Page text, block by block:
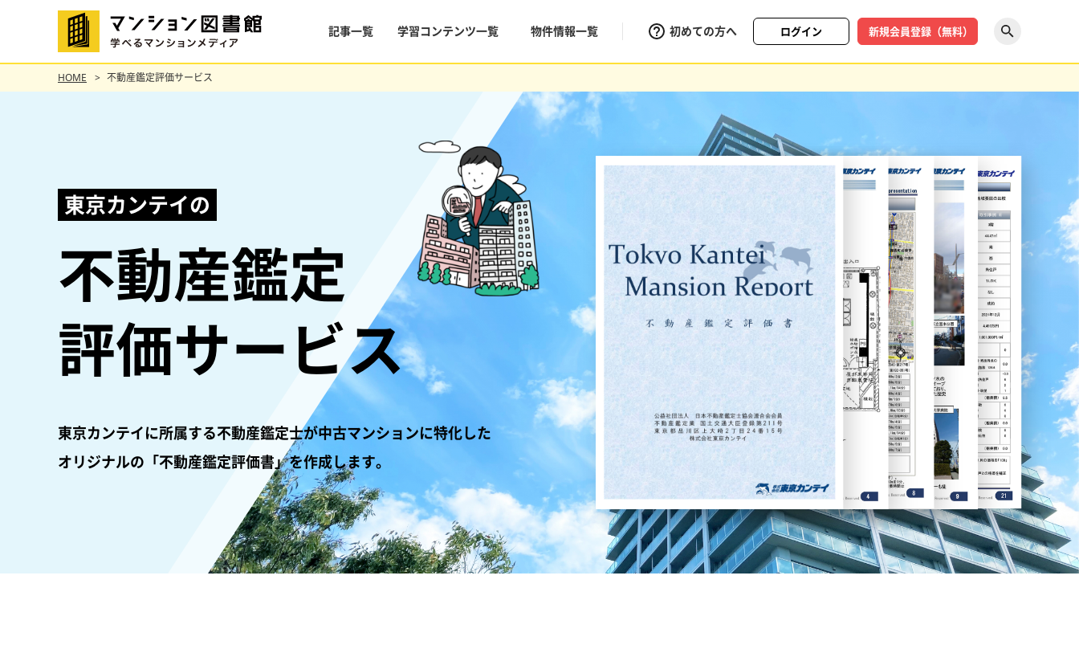
記事一覧 学習コンテンツ一覧 物件情報一覧 初めての方へ ログイン 新規会員登録（無料）
HOME 不動産鑑定評価サービス
東京カンテイの
不動産鑑定
評価サービス
東京カンテイに所属する不動産鑑定士が中古マンションに特化した
オリジナルの「不動産鑑定評価書」を作成します。